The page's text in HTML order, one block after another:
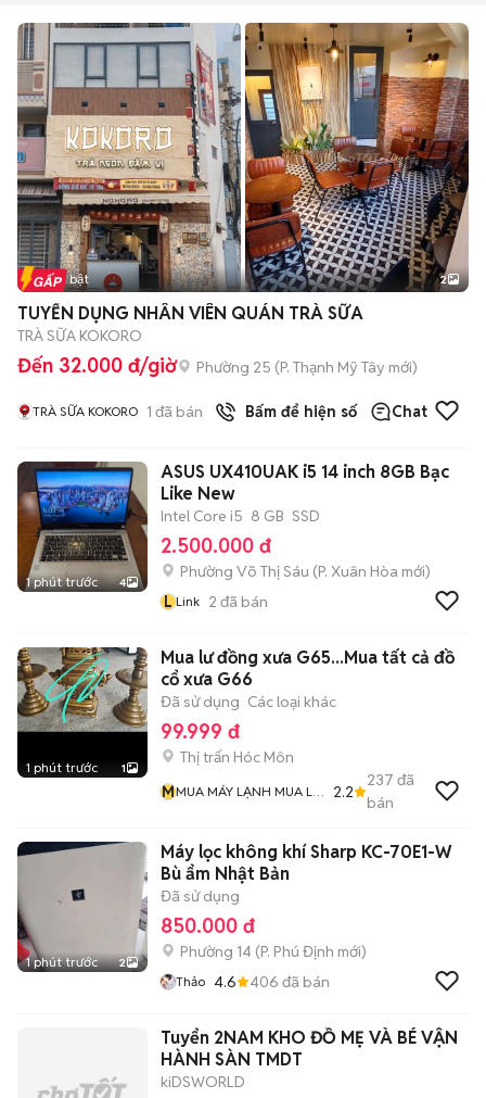
Tin nổi bật 2
TUYỂN DỤNG NHÂN VIÊN QUÁN TRÀ SỮA
TRÀ SỮA KOKORO
Đến 32.000 đ/giờ Phường 25 (P. Thạnh Mỹ Tây mới)
TRÀ SỮA KOKORO 1 đã bán Bấm để hiện số Chat
1 phút trước 4
ASUS UX410UAK i5 14 inch 8GB Bạc
Like New
Intel Core i5 8 GB SSD
2.500.000 đ
Phường Võ Thị Sáu (P. Xuân Hòa mới)
L Link 2 đã bán
1 phút trước 1
Mua lư đồng xưa G65...Mua tất cả đồ
cổ xưa G66
Đã sử dụng Các loại khác
99.999 đ
Thị trấn Hóc Môn
MMUA MÁY LẠNH MUA LƯ
2.2
237 đã
bán
1 phút trước 2
Máy lọc không khí Sharp KC-70E1-W
Bù ẩm Nhật Bản
Đã sử dụng
850.000 đ
Phường 14 (P. Phú Định mới)
Thảo 4.6 406 đã bán
Tuyển 2NAM KHO ĐỒ MẸ VÀ BÉ VẬN
HÀNH SÀN TMDT
kiDSWORLD